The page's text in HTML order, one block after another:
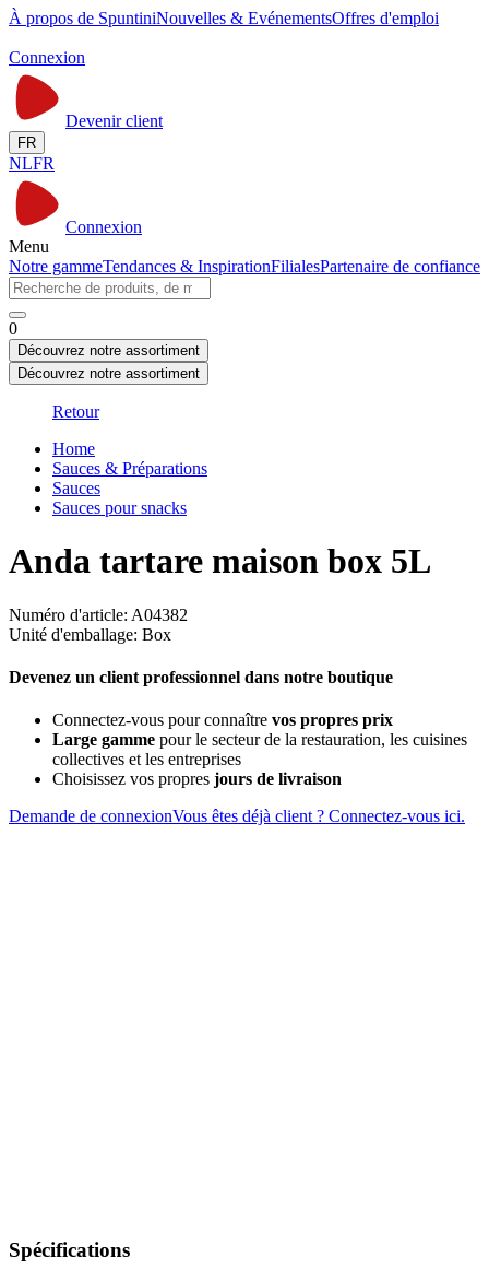
À propos de SpuntiniNouvelles & EvénementsOffres d'emploi
Connexion
Devenir client
FR
NLFR
Connexion
Menu
Notre gammeTendances & InspirationFilialesPartenaire de confiance
0
Découvrez notre assortiment
Découvrez notre assortiment
Retour
Home
Sauces & Préparations
Sauces
Sauces pour snacks
Anda tartare maison box 5L
Numéro d'article: A04382
Unité d'emballage: Box
Devenez un client professionnel dans notre boutique
Connectez-vous pour connaître vos propres prix
Large gamme pour le secteur de la restauration, les cuisines
collectives et les entreprises
Choisissez vos propres jours de livraison
Demande de connexionVous êtes déjà client ? Connectez-vous ici.
Spécifications